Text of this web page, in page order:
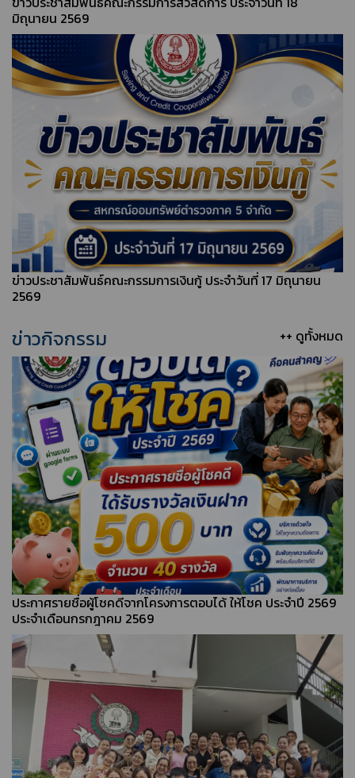
มิถุนายน 2569
ข่าวประชาสัมพันธ์คณะกรรมการเงินกู้ ประจำวันที่ 17 มิถุนายน
2569
ข่าวกิจกรรม ++ ดูทั้งหมด
ประกาศรายชื่อผู้โชคดีจากโครงการตอบได้ ให้โชค ประจำปี 2569
ประจำเดือนกรกฎาคม 2569